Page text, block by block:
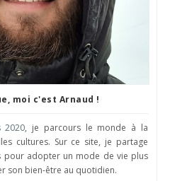
moi c'est Arnaud !
2020, je parcours le monde à la
cultures. Sur ce site, je partage
pour adopter un mode de vie plus
son bien-être au quotidien.